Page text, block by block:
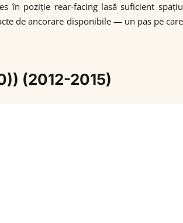
în poziție rear-facing lasă suficient
de ancorare disponibile — un pas pe
(2012-2015)